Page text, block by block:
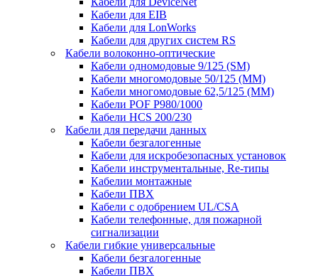
Кабели для EIB
Кабели для LonWorks
Кабели для других систем RS
Кабели волоконно-оптические
Кабели одномодовые 9/125 (SM)
Кабели многомодовые 50/125 (ММ)
Кабели многомодовые 62,5/125 (ММ)
Кабели POF P980/1000
Кабели HCS 200/230
Кабели для передачи данных
Кабели безгалогенные
Кабели для искробезопасных установок
Кабели инструментальные, Re-типы
Кабелии монтажные
Кабели ПВХ
Кабели с одобрением UL/CSA
Кабели телефонные, для пожарной
сигнализации
Кабели гибкие универсальные
Кабели безгалогенные
Кабели ПВХ